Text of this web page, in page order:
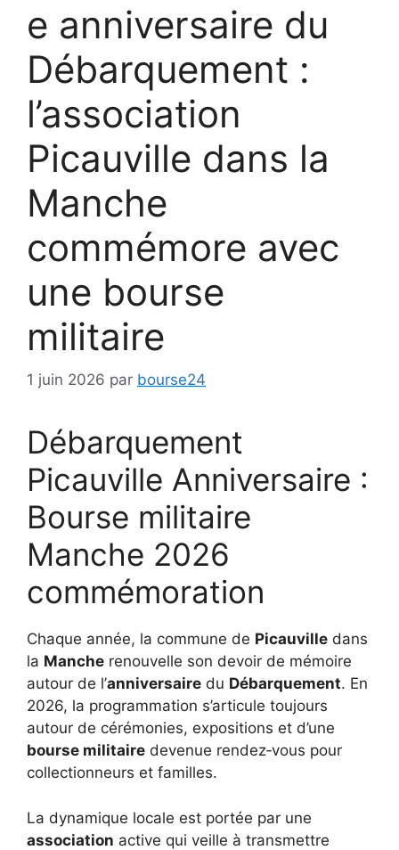
e anniversaire du
Débarquement :
l’association
Picauville dans la
Manche
commémore avec
une bourse
militaire
1 juin 2026 par bourse24
Débarquement
Picauville Anniversaire :
Bourse militaire
Manche 2026
commémoration
Chaque année, la commune de Picauville dans
la Manche renouvelle son devoir de mémoire
autour de l’anniversaire du Débarquement. En
2026, la programmation s’articule toujours
autour de cérémonies, expositions et d’une
bourse militaire devenue rendez‑vous pour
collectionneurs et familles.
La dynamique locale est portée par une
association active qui veille à transmettre